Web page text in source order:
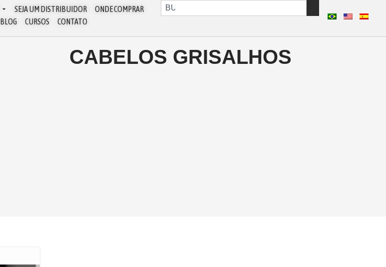
SEJA UM DISTRIBUIDOR
ONDE COMPRAR
BLOG CURSOS CONTATO
CABELOS GRISALHOS